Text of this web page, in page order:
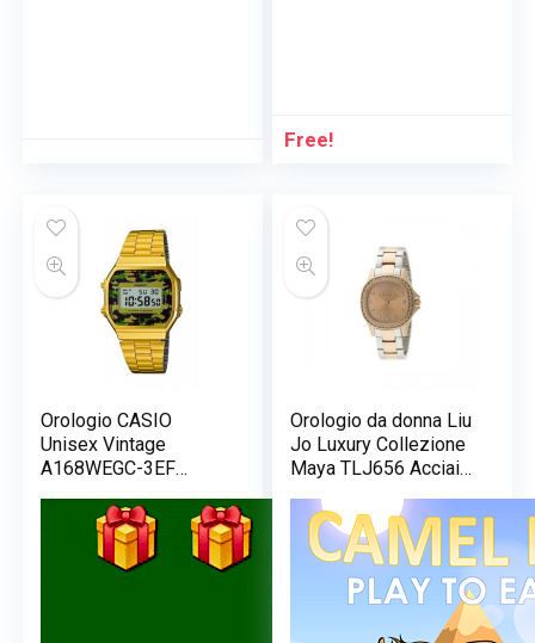
Free!
Orologio CASIO
Unisex Vintage
A168WEGC-3EF
Orologio da donna Liu
Jo Luxury Collezione
Maya TLJ656 Acciaio